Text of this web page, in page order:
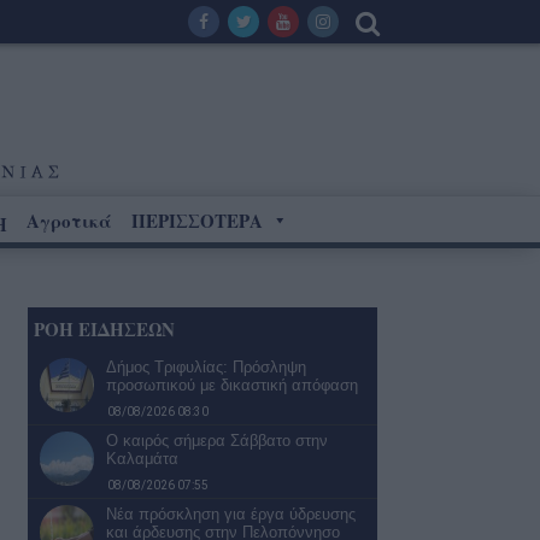
Αγροτικά ΠΕΡΙΣΣΟΤΕΡΑ
ΡΟΗ ΕΙΔΗΣΕΩΝ
Δήμος Τριφυλίας: Πρόσληψη
προσωπικού με δικαστική απόφαση
08/08/2026 08:30
Ο καιρός σήμερα Σάββατο στην
Καλαμάτα
08/08/2026 07:55
Νέα πρόσκληση για έργα ύδρευσης
και άρδευσης στην Πελοπόννησο